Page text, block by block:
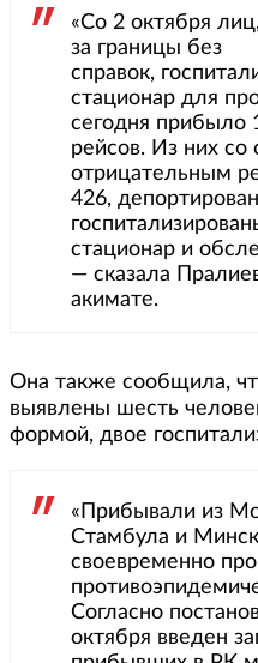
«Со 2 октября
за границы без
справок,
стационар для
сегодня прибыло
рейсов. Из них со
отрицательным
426,
стационар и
— сказала
акимате.
Она также сообщила,
выявлены шесть
формой, двое
«Прибывали из
Стамбула и
своевременно
Согласно
октября введен